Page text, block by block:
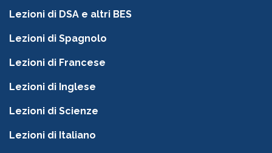
Lezioni di DSA e altri BES
Lezioni di Spagnolo
Lezioni di Francese
Lezioni di Inglese
Lezioni di Scienze
Lezioni di Italiano